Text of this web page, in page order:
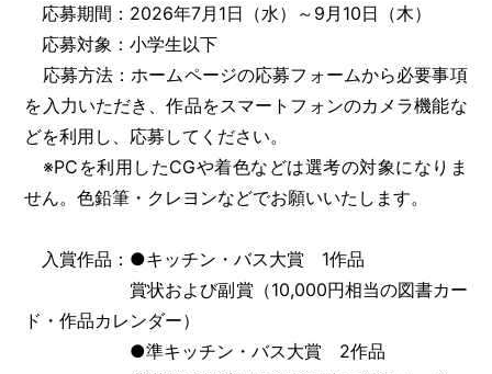
応募期間：2026年7月1日（水）～9月10日（木）
応募対象：小学生以下
応募方法：ホームページの応募フォームから必要事項
を入力いただき、作品をスマートフォンのカメラ機能な
どを利用し、応募してください。
※PCを利用したCGや着色などは選考の対象になりま
せん。色鉛筆・クレヨンなどでお願いいたします。
入賞作品：●キッチン・バス大賞 1作品
賞状および副賞（10,000円相当の図書カー
ド・作品カレンダー）
●準キッチン・バス大賞 2作品